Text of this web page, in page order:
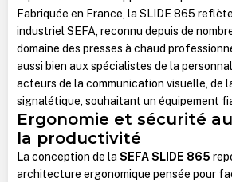
Fabriquée en France, la SLIDE 865
industriel SEFA, reconnu depuis de
domaine des presses à chaud
aussi bien aux spécialistes de la
acteurs de la communication visuelle, de
signalétique, souhaitant un équipement
Ergonomie et sécurité
la productivité
La conception de la SEFA SLIDE 865
architecture ergonomique pensée pour